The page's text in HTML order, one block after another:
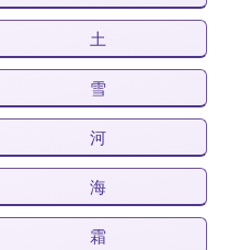
土
雪
河
海
霜